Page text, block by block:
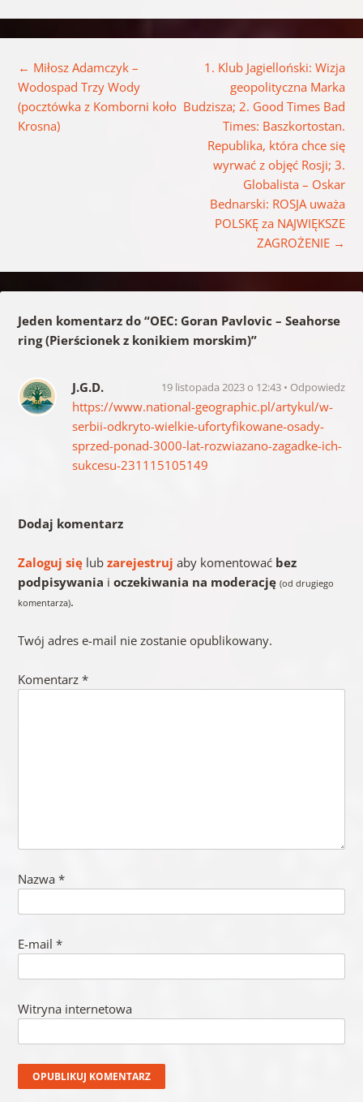
← Miłosz Adamczyk –
Wodospad Trzy Wody
(pocztówka z Komborni koło
Krosna)
1. Klub Jagielloński: Wizja
geopolityczna Marka
Budzisza; 2. Good Times Bad
Times: Baszkortostan.
Republika, która chce się
wyrwać z objęć Rosji; 3.
Globalista – Oskar
Bednarski: ROSJA uważa
POLSKĘ za NAJWIĘKSZE
ZAGROŻENIE →
Jeden komentarz do “OEC: Goran Pavlovic – Seahorse
ring (Pierścionek z konikiem morskim)”
J.G.D. 19 listopada 2023 o 12:43 Odpowiedz
https://www.national-geographic.pl/artykul/w-
serbii-odkryto-wielkie-ufortyfikowane-osady-
sprzed-ponad-3000-lat-rozwiazano-zagadke-ich-
sukcesu-231115105149
Dodaj komentarz
Zaloguj sięlub zarejestruj aby komentować bez
podpisywania i oczekiwania na moderację (od drugiego
komentarza).
Twój adres e-mail nie zostanie opublikowany.
Komentarz *
Nazwa *
E-mail *
Witryna internetowa